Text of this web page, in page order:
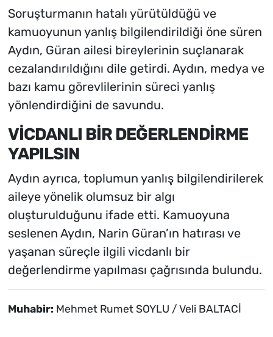
Soruşturmanın hatalı yürütüldüğü ve
kamuoyunun yanlış bilgilendirildiği öne süren
Aydın, Güran ailesi bireylerinin suçlanarak
cezalandırıldığını dile getirdi. Aydın, medya ve
bazı kamu görevlilerinin süreci yanlış
yönlendirdiğini de savundu.
VİCDANLI BİR DEĞERLENDİRME
YAPILSIN
Aydın ayrıca, toplumun yanlış bilgilendirilerek
aileye yönelik olumsuz bir algı
oluşturulduğunu ifade etti. Kamuoyuna
seslenen Aydın, Narin Güran’ın hatırası ve
yaşanan süreçle ilgili vicdanlı bir
değerlendirme yapılması çağrısında bulundu.
Muhabir: Mehmet Rumet SOYLU / Veli BALTACİ